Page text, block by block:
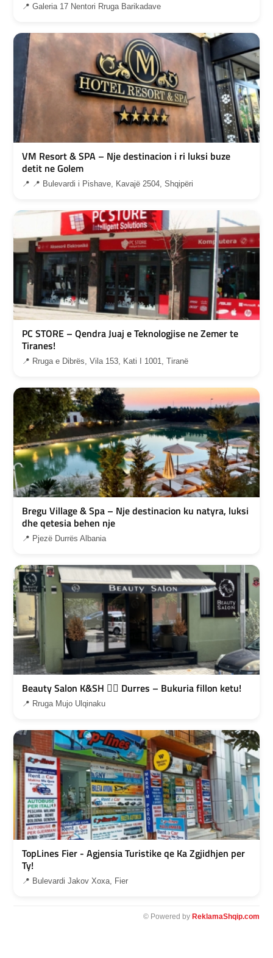
📍 Galeria 17 Nentori Rruga Barikadave
VM Resort & SPA – Nje destinacion i ri luksi buze
detit ne Golem
📍 📍 Bulevardi i Pishave, Kavajë 2504, Shqipëri
PC STORE – Qendra Juaj e Teknologjise ne Zemer te
Tiranes!
📍 Rruga e Dibrës, Vila 153, Kati I 1001, Tiranë
Bregu Village & Spa – Nje destinacion ku natyra, luksi
dhe qetesia behen nje
📍 Pjezë Durrës Albania
Beauty Salon K&SH 💇‍♀️ Durres – Bukuria fillon ketu!
📍 Rruga Mujo Ulqinaku
TopLines Fier - Agjensia Turistike qe Ka Zgjidhjen per
Ty!
📍 Bulevardi Jakov Xoxa, Fier
© Powered by ReklamaShqip.com